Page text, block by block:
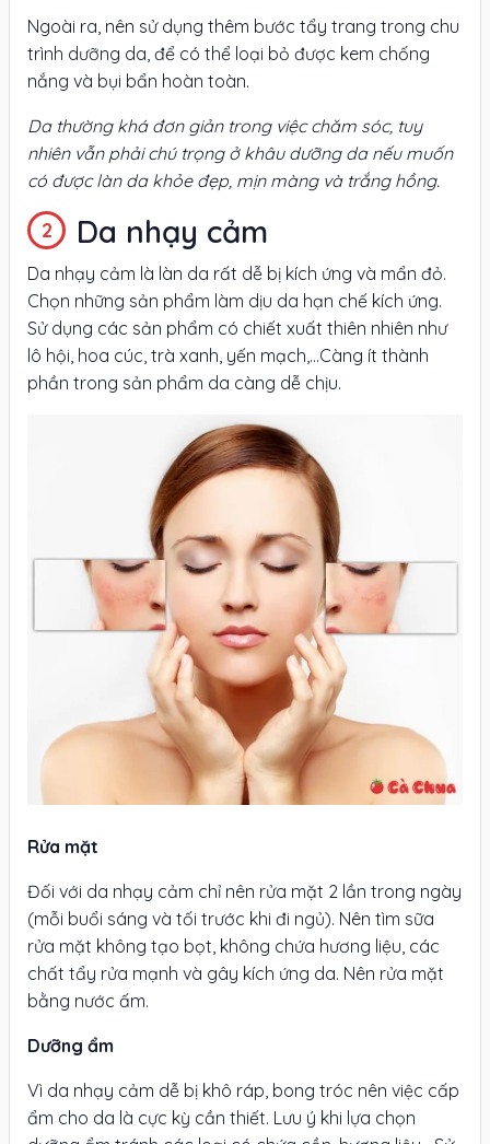
Ngoài ra, nên sử dụng thêm bước tẩy trang trong chu
trình dưỡng da, để có thể loại bỏ được kem chống
nắng và bụi bẩn hoàn toàn.
Da thường khá đơn giản trong việc chăm sóc, tuy
nhiên vẫn phải chú trọng ở khâu dưỡng da nếu muốn
có được làn da khỏe đẹp, mịn màng và trắng hồng.
Da nhạy cảm
Da nhạy cảm là làn da rất dễ bị kích ứng và mẩn đỏ.
Chọn những sản phẩm làm dịu da hạn chế kích ứng.
Sử dụng các sản phẩm có chiết xuất thiên nhiên như
lô hội, hoa cúc, trà xanh, yến mạch,...Càng ít thành
phần trong sản phẩm da càng dễ chịu.
Rửa mặt
Đối với da nhạy cảm chỉ nên rửa mặt 2 lần trong ngày
(mỗi buổi sáng và tối trước khi đi ngủ). Nên tìm sữa
rửa mặt không tạo bọt, không chứa hương liệu, các
chất tẩy rửa mạnh và gây kích ứng da. Nên rửa mặt
bằng nước ấm.
Dưỡng ẩm
Vì da nhạy cảm dễ bị khô ráp, bong tróc nên việc cấp
ẩm cho da là cực kỳ cần thiết. Lưu ý khi lựa chọn